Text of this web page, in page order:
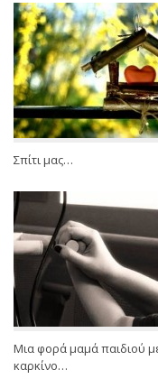
Σπίτι μας…
Μια φορά μαμά παιδιού
καρκίνο…